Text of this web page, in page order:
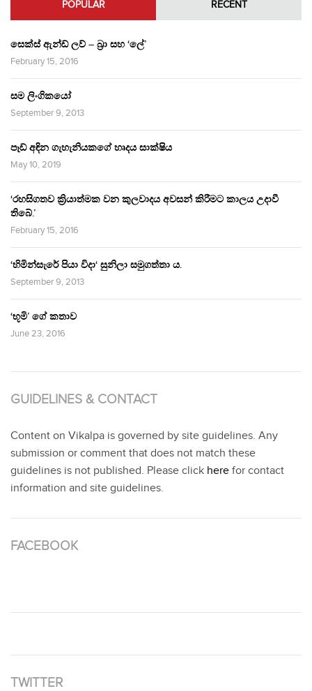
POPULAR RECENT
සෙක්ස් ඇන්ඩ් ලව් – බ්‍රා සහ ‘ලේ’
February 15, 2016
සම ලිංගිකයෝ
September 9, 2013
පෑඩ් අඳින ගැහැනියකගේ හෘදය සාක්ෂිය
May 10, 2019
‘රහසිගතව ක්‍රියාත්මක වන කුලවාදය අවසන් කිරීමට කාලය උදාවී
තිබේ.’
February 15, 2016
‘හිමින්සැරේ පියා විදා‘ සුනිලා සමුගත්තා ය.
September 9, 2013
‘භූමි’ ගේ කතාව
June 23, 2016
GUIDELINES & CONTACT
Content on Vikalpa is governed by site guidelines. Any
submission or comment that does not match these
guidelines is not published. Please click here for contact
information and site guidelines.
FACEBOOK
TWITTER